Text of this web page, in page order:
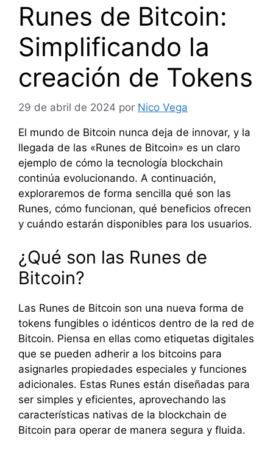
Runes de Bitcoin:
Simplificando la
creación de Tokens
29 de abril de 2024 por Nico Vega
El mundo de Bitcoin nunca deja de innovar, y la
llegada de las «Runes de Bitcoin» es un claro
ejemplo de cómo la tecnología blockchain
continúa evolucionando. A continuación,
exploraremos de forma sencilla qué son las
Runes, cómo funcionan, qué beneficios ofrecen
y cuándo estarán disponibles para los usuarios.
¿Qué son las Runes de
Bitcoin?
Las Runes de Bitcoin son una nueva forma de
tokens fungibles o idénticos dentro de la red de
Bitcoin. Piensa en ellas como etiquetas digitales
que se pueden adherir a los bitcoins para
asignarles propiedades especiales y funciones
adicionales. Estas Runes están diseñadas para
ser simples y eficientes, aprovechando las
características nativas de la blockchain de
Bitcoin para operar de manera segura y fluida.